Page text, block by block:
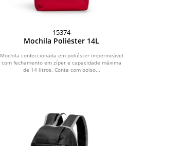
15374
Mochila Poliéster 14L
Mochila confeccionada em poliéster impermeável
com fechamento em zíper e capacidade máxima
de 14 litros. Conta com bolso...